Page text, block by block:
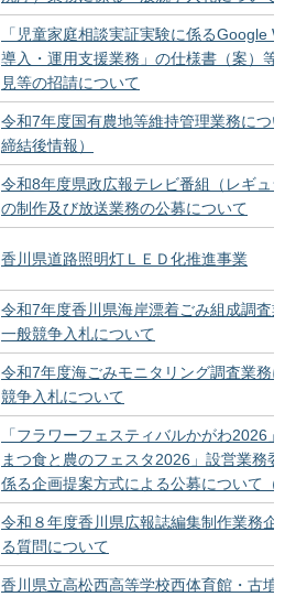
「児童家庭相談実証実験に係るGoogle
導入・運用支援業務」の仕様書（案）等
見等の招請について
令和7年度国有農地等維持管理業務につ
締結後情報）
令和8年度県政広報テレビ番組（レギュ
の制作及び放送業務の公募について
香川県道路照明灯ＬＥＤ化推進事業
令和7年度香川県海岸漂着ごみ組成調査
一般競争入札について
令和7年度海ごみモニタリング調査業務
競争入札について
「フラワーフェスティバルかがわ2026
まつ食と農のフェスタ2026」設営業務
係る企画提案方式による公募について（
令和８年度香川県広報誌編集制作業務企
る質問について
香川県立高松西高等学校西体育館・古墳